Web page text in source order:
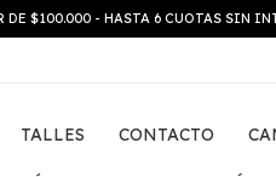
$100.000 - HASTA 6 CUOTAS SIN
TALLES CONTACTO